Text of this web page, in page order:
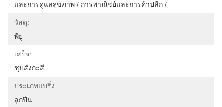
และการดูแลสุขภาพ / การพาณิชย์และการค้าปลีก /
วัสดุ:
พียู
เสร็จ:
ชุบสังกะสี
ประเภทแบริ่ง:
ลูกปืน